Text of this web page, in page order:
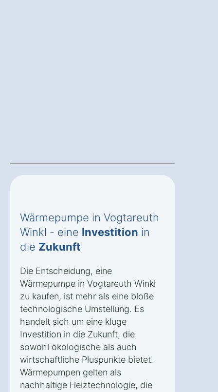
Wärmepumpe in Vogtareuth
Winkl - eine Investition in
die Zukunft
Die Entscheidung, eine
Wärmepumpe in Vogtareuth Winkl
zu kaufen, ist mehr als eine bloße
technologische Umstellung. Es
handelt sich um eine kluge
Investition in die Zukunft, die
sowohl ökologische als auch
wirtschaftliche Pluspunkte bietet.
Wärmepumpen gelten als
nachhaltige Heiztechnologie, die